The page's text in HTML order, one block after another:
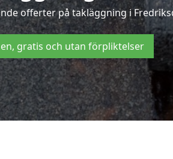
offerter på takläggning i
gratis och utan förpliktelser